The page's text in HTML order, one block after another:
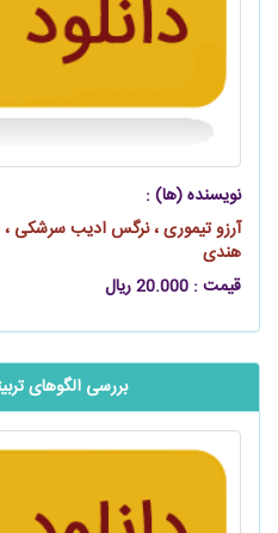
نویسنده (ها) :
آرزو تیموری ، نرگس ادیب سرشکی
هندی
قیمت : 20.000 ریال
بررسی الگوهای